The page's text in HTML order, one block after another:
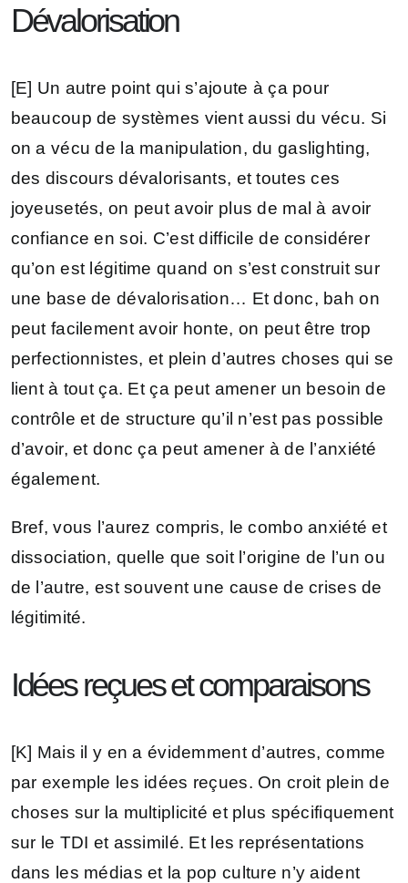
Dévalorisation
[E] Un autre point qui s’ajoute à ça pour
beaucoup de systèmes vient aussi du vécu. Si
on a vécu de la manipulation, du gaslighting,
des discours dévalorisants, et toutes ces
joyeusetés, on peut avoir plus de mal à avoir
confiance en soi. C’est difficile de considérer
qu’on est légitime quand on s’est construit sur
une base de dévalorisation… Et donc, bah on
peut facilement avoir honte, on peut être trop
perfectionnistes, et plein d’autres choses qui se
lient à tout ça. Et ça peut amener un besoin de
contrôle et de structure qu’il n’est pas possible
d’avoir, et donc ça peut amener à de l’anxiété
également.
Bref, vous l’aurez compris, le combo anxiété et
dissociation, quelle que soit l’origine de l’un ou
de l’autre, est souvent une cause de crises de
légitimité.
Idées reçues et comparaisons
[K] Mais il y en a évidemment d’autres, comme
par exemple les idées reçues. On croit plein de
choses sur la multiplicité et plus spécifiquement
sur le TDI et assimilé. Et les représentations
dans les médias et la pop culture n’y aident